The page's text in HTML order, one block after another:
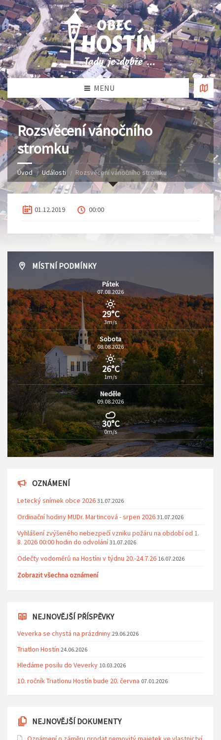
MENU
Rozsvěcení vánočního
stromku
Úvod Události Rozsvěcení vánočního stromku
01.12.2019 00:00
MÍSTNÍ PODMÍNKY
Pátek
07.08.2026
29°C
3m/s
Sobota
08.08.2026
26°C
1m/s
Neděle
09.08.2026
30°C
0m/s
OZNÁMENÍ
Letecký snímek obce 2026 31.07.2026
Ordinační hodiny MUDr. Martincová - srpen 2026 31.07.2026
Vyhlášení zvýšeného nebezpečí vzniku požáru na období od 1.
8. 2026 00:00 hodin do odvolání 31.07.2026
Odečty vodoměrů na Hostíni v týdnu 20.-24.7.26 16.07.2026
Zobrazit všechna oznámení
NEJNOVĚJŠÍ PŘÍSPĚVKY
Veverka se chystá na prázdniny 29.06.2026
Triatlon Hostín 24.06.2026
Hledáme posilu do Veverky 10.03.2026
10. ročník Triatlonu Hostín bude 20. června 07.01.2026
NEJNOVĚJŠÍ DOKUMENTY